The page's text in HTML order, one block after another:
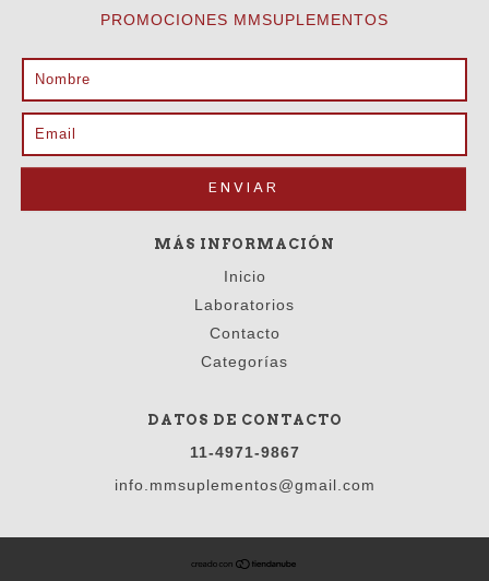
PROMOCIONES MMSUPLEMENTOS
MÁS INFORMACIÓN
Inicio
Laboratorios
Contacto
Categorías
DATOS DE CONTACTO
11-4971-9867
info.mmsuplementos@gmail.com